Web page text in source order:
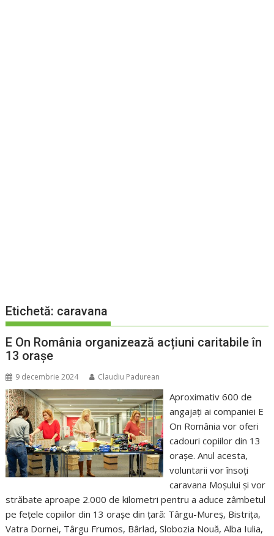
Etichetă: caravana
E On România organizează acțiuni caritabile în
13 orașe
9 decembrie 2024 Claudiu Padurean
Aproximativ 600 de
angajați ai companiei E
On România vor oferi
cadouri copiilor din 13
orașe. Anul acesta,
voluntarii vor însoți
caravana Moșului și vor
străbate aproape 2.000 de kilometri pentru a aduce zâmbetul
pe fețele copiilor din 13 orașe din țară: Târgu-Mureș, Bistrița,
Vatra Dornei, Târgu Frumos, Bârlad, Slobozia Nouă, Alba Iulia,